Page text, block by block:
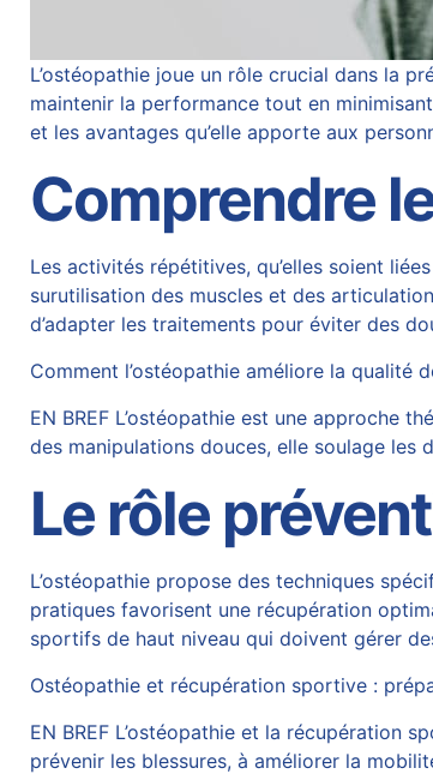
L’ostéopathie joue un rôle crucial dans la
maintenir la performance tout en
et les avantages qu’elle apporte aux
Comprendre
Les activités répétitives, qu’elles soient
surutilisation des muscles et des
d’adapter les traitements pour éviter des
Comment l’ostéopathie améliore la qualité
EN BREF L’ostéopathie est une approche
des manipulations douces, elle soulage
Le rôle
L’ostéopathie propose des techniques
pratiques favorisent une récupération
sportifs de haut niveau qui doivent gérer
Ostéopathie et récupération sportive :
EN BREF L’ostéopathie et la récupération
prévenir les blessures, à améliorer la